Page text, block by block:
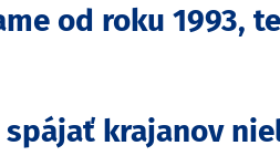
od roku 1993,
krajanov